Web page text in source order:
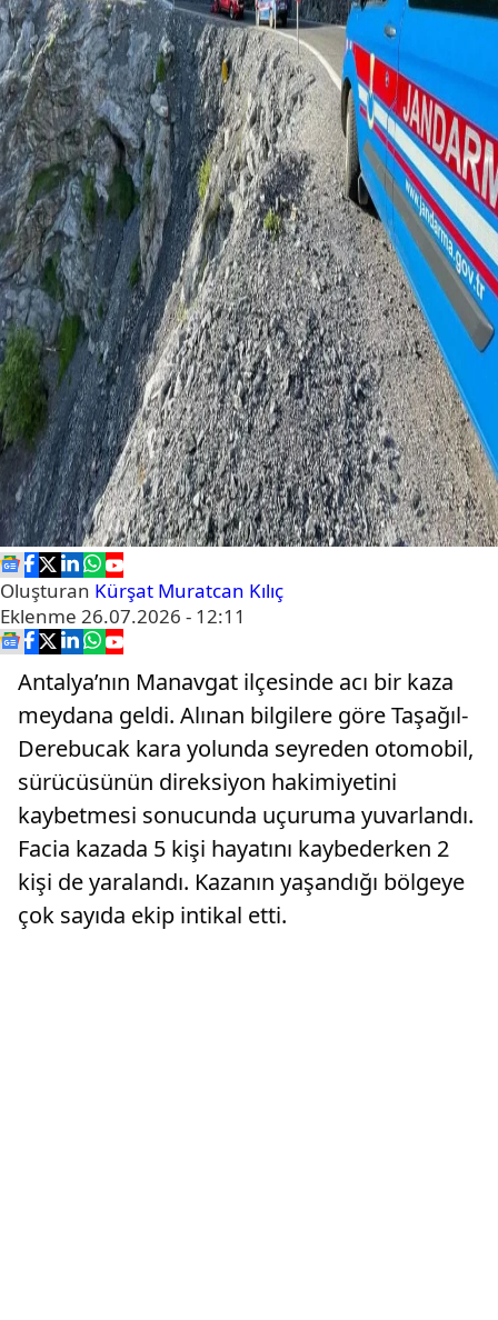
Oluşturan Kürşat Muratcan Kılıç
Eklenme 26.07.2026 - 12:11
Antalya’nın Manavgat ilçesinde acı bir kaza
meydana geldi. Alınan bilgilere göre Taşağıl-
Derebucak kara yolunda seyreden otomobil,
sürücüsünün direksiyon hakimiyetini
kaybetmesi sonucunda uçuruma yuvarlandı.
Facia kazada 5 kişi hayatını kaybederken 2
kişi de yaralandı. Kazanın yaşandığı bölgeye
çok sayıda ekip intikal etti.